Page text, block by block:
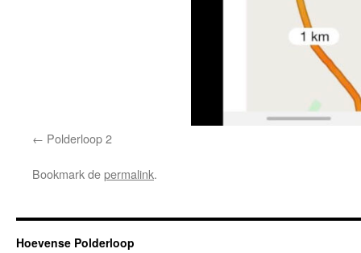
Polderloop 2
Bookmark depermalink.
Hoevense Polderloop